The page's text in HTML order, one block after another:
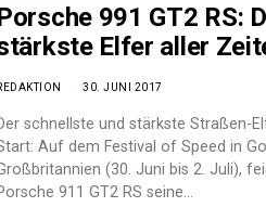
991 GT2 RS:
Elfer aller
30. JUNI 2017
schnellste und stärkste Straßen-
Auf dem Festival of Speed in
(30. Juni bis 2. Juli),
911 GT2 RS seine…